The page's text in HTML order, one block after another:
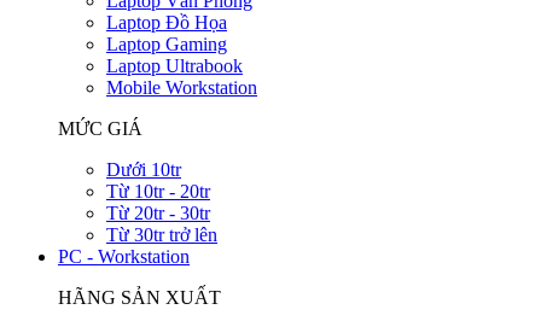
Laptop Đồ Họa
Laptop Gaming
Laptop Ultrabook
Mobile Workstation
MỨC GIÁ
Dưới 10tr
Từ 10tr - 20tr
Từ 20tr - 30tr
Từ 30tr trở lên
PC - Workstation
HÃNG SẢN XUẤT